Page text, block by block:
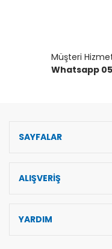
Müşteri
Whatsapp
SAYFALAR
ALIŞVERİŞ
YARDIM